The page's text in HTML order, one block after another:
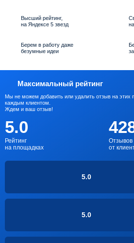
Высший рейтинг,
на Яндексе 5 звезд
Берем в работу даже
безумные идеи
Максимальный рейтинг
Мы не можем добавить или удалить отзыв на этих
каждым клиентом.
Ждем и ваш отзыв!
5.0
Рейтинг
на площадках
Отзывов
от
5.0
5.0